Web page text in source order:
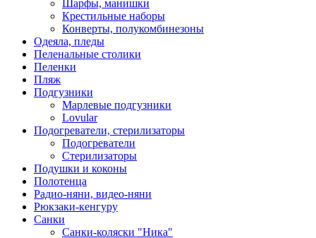
Шарфы, манишки
Крестильные наборы
Конверты, полукомбинезоны
Одеяла, пледы
Пеленальные столики
Пеленки
Пляж
Подгузники
Марлевые подгузники
Lovular
Подогреватели, стерилизаторы
Подогреватели
Стерилизаторы
Подушки и коконы
Полотенца
Радио-няни, видео-няни
Рюкзаки-кенгуру
Санки
Санки-коляски "Ника"